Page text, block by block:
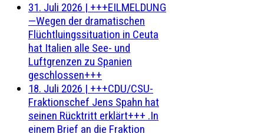
31. Juli 2026 | +++EILMELDUNG
—Wegen der dramatischen
Flüchtluingssituation in Ceuta
hat Italien alle See- und
Luftgrenzen zu Spanien
geschlossen+++
18. Juli 2026 | +++CDU/CSU-
Fraktionschef Jens Spahn hat
seinen Rücktritt erklärt+++ .In
einem Brief an die Fraktion